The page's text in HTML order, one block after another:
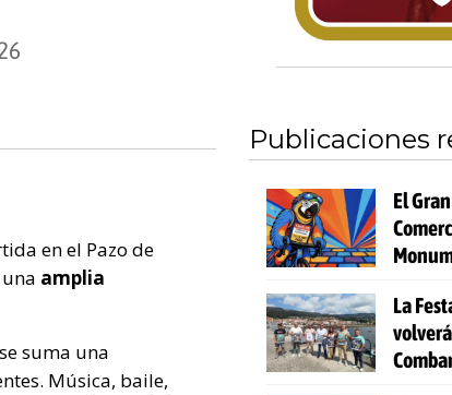
en el Pazo de
amplia
suma una
Música, baile,
Publicaciones
El
La